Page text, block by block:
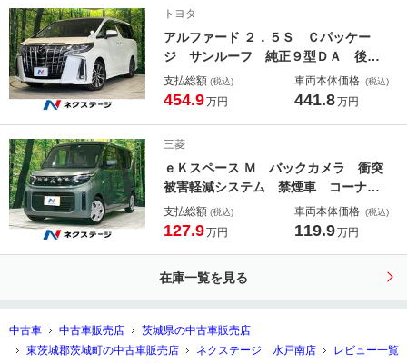
ＥＴＣ
トヨタ
アルファード ２．５Ｓ Ｃパッケー
ジ サンルーフ 純正９型ＤＡ 後席
モニター 両側電動スライド バック
カメラ 衝突被害軽減システム レー
コン ドラレコ コーナーセンサー
支払総額 (税込)
454.9万円
車両本体価格 (税込)
441.8万円
三菱
ｅＫスペース Ｍ バックカメラ 衝突
被害軽減システム 禁煙車 コーナー
センサー スマートキー シートヒー
ター ＬＥＤヘッド オートハイビー
支払総額 (税込)
127.9万円
車両本体価格 (税込)
119.9万円
在庫一覧を見る
中古車 中古車販売店
茨城県の中古車販売店
東茨城郡茨城町の中古車販売店
ネクステージ 水戸南店
レビュー一覧